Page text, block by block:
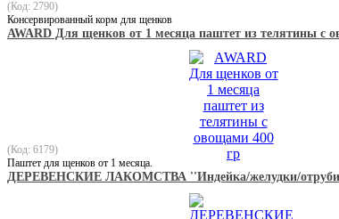
(Код: 2790)
Консервированный корм для щенков
AWARD Для щенков от 1 месяца паштет из телятины с
(Код: 6179)
Паштет для щенков от 1 месяца.
ДЕРЕВЕНСКИЕ ЛАКОМСТВА ''Индейка/желудки/